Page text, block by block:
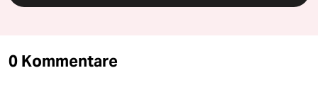
0 Kommentare